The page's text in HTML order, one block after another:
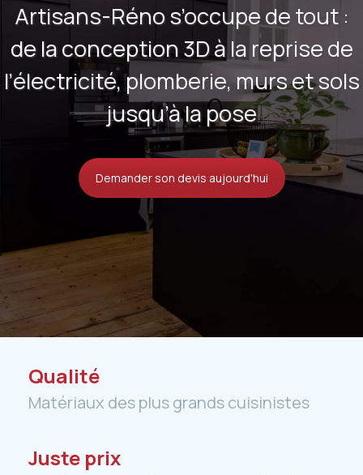
Artisans-Réno s’occupe de tout :
de la conception 3D à la reprise de
l’électricité, plomberie, murs et sols
jusqu’à la pose
Demander son devis aujourd'hui
Qualité
Matériaux des plus grands cuisinistes
Juste prix